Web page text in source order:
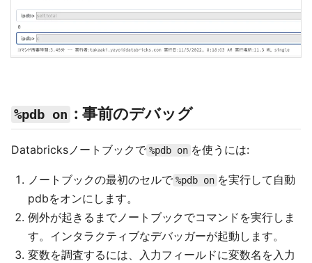
%pdb on : 事前のデバッグ
Databricksノートブックで %pdb on を使うには:
ノートブックの最初のセルで %pdb on を実行して自動
pdbをオンにします。
例外が起きるまでノートブックでコマンドを実行しま
す。インタラクティブなデバッガーが起動します。
変数を調査するには、入力フィールドに変数名を入力